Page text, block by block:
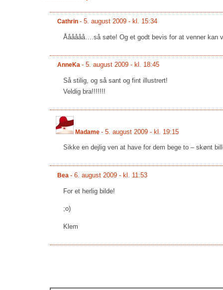
Cathrin - 5. august 2009 - kl. 15:34
Åååååå….så søte! Og et godt bevis for at venner kan
AnneKa - 5. august 2009 - kl. 18:45
Så stilig, og så sant og fint illustrert!
Veldig bra!!!!!!!
Madame - 5. august 2009 - kl. 19:15
Sikke en dejlig ven at have for dem bege to – skønt
Bea - 6. august 2009 - kl. 11:53
For et herlig bilde!
;o)
Klem